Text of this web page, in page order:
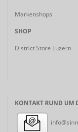
Markenshops
SHOP
District Store Luzern
KONTAKT RUND UM